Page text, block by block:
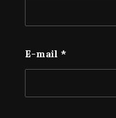
E-mail *